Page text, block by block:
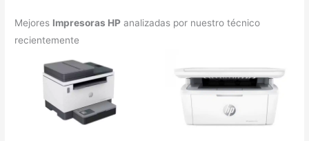
Mejores Impresoras HP analizadas por nuestro técnico
recientemente